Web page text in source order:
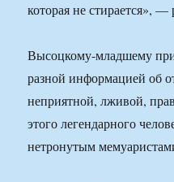
которая не стирается», —
Высоцкому-младшему
разной информацией об
неприятной, лживой,
этого легендарного
нетронутым